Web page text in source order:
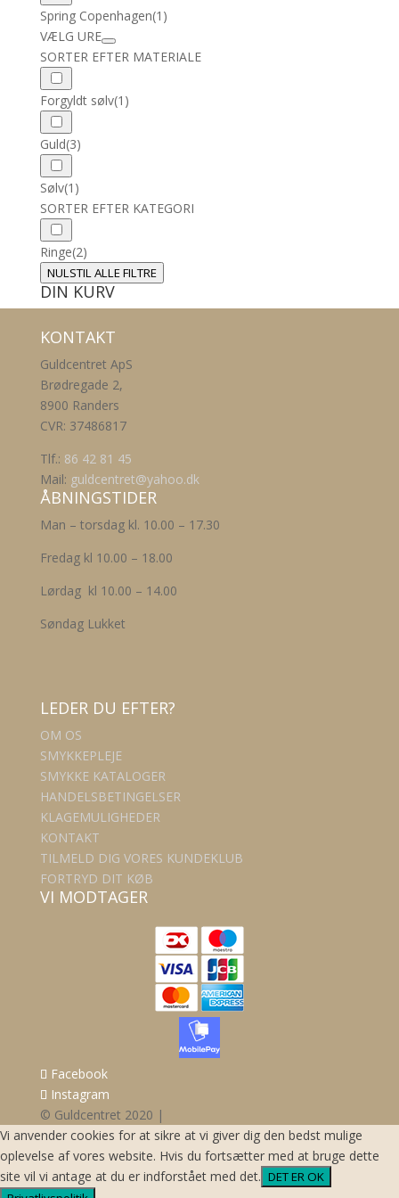
Spring Copenhagen(1)
VÆLG URE
SORTER EFTER MATERIALE
Forgyldt sølv(1)
Guld(3)
Sølv(1)
SORTER EFTER KATEGORI
Ringe(2)
NULSTIL ALLE FILTRE
DIN KURV
KONTAKT
Guldcentret ApS
Brødregade 2,
8900 Randers
CVR: 37486817
Tlf.: 86 42 81 45
Mail: guldcentret@yahoo.dk
ÅBNINGSTIDER
Man – torsdag kl. 10.00 – 17.30
Fredag kl 10.00 – 18.00
Lørdag kl 10.00 – 14.00
Søndag Lukket
LEDER DU EFTER?
OM OS
SMYKKEPLEJE
SMYKKE KATALOGER
HANDELSBETINGELSER
KLAGEMULIGHEDER
KONTAKT
TILMELD DIG VORES KUNDEKLUB
FORTRYD DIT KØB
VI MODTAGER
Facebook
Instagram
© Guldcentret 2020 |
Vi anvender cookies for at sikre at vi giver dig den bedst mulige
oplevelse af vores website. Hvis du fortsætter med at bruge dette
site vil vi antage at du er indforstået med det. DET ER OK